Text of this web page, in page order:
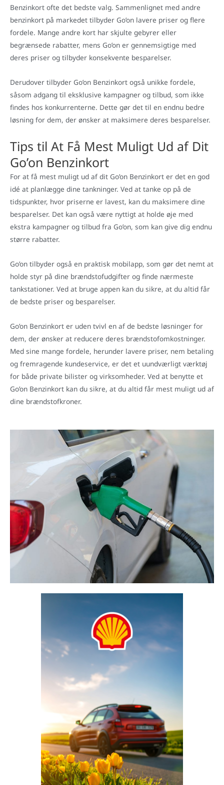
Benzinkort ofte det bedste valg. Sammenlignet med andre
benzinkort på markedet tilbyder Go’on lavere priser og flere
fordele. Mange andre kort har skjulte gebyrer eller
begrænsede rabatter, mens Go’on er gennemsigtige med
deres priser og tilbyder konsekvente besparelser.
Derudover tilbyder Go’on Benzinkort også unikke fordele,
såsom adgang til eksklusive kampagner og tilbud, som ikke
findes hos konkurrenterne. Dette gør det til en endnu bedre
løsning for dem, der ønsker at maksimere deres besparelser.
Tips til At Få Mest Muligt Ud af Dit
Go’on Benzinkort
For at få mest muligt ud af dit Go’on Benzinkort er det en god
idé at planlægge dine tankninger. Ved at tanke op på de
tidspunkter, hvor priserne er lavest, kan du maksimere dine
besparelser. Det kan også være nyttigt at holde øje med
ekstra kampagner og tilbud fra Go’on, som kan give dig endnu
større rabatter.
Go’on tilbyder også en praktisk mobilapp, som gør det nemt at
holde styr på dine brændstofudgifter og finde nærmeste
tankstationer. Ved at bruge appen kan du sikre, at du altid får
de bedste priser og besparelser.
Go’on Benzinkort er uden tvivl en af de bedste løsninger for
dem, der ønsker at reducere deres brændstofomkostninger.
Med sine mange fordele, herunder lavere priser, nem betaling
og fremragende kundeservice, er det et uundværligt værktøj
for både private bilister og virksomheder. Ved at benytte et
Go’on Benzinkort kan du sikre, at du altid får mest muligt ud af
dine brændstofkroner.